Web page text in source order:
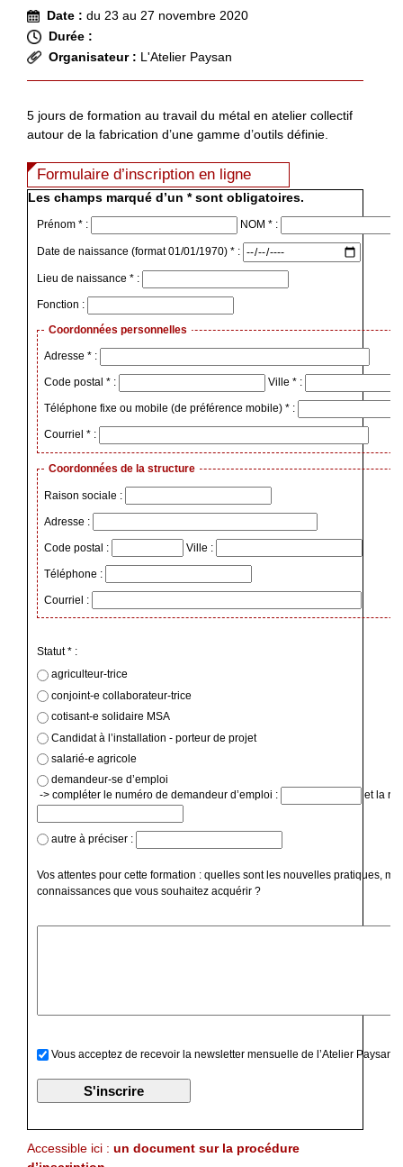
Date : du 23 au 27 novembre 2020
Durée :
Organisateur : L'Atelier Paysan
5 jours de formation au travail du métal en atelier collectif
autour de la fabrication d’une gamme d’outils définie.
Formulaire d’inscription en ligne
Les champs marqué d’un * sont obligatoires.
Prénom * : NOM * :
Date de naissance (format 01/01/1970) * :
Lieu de naissance * :
Fonction :
Coordonnées personnelles
Adresse * :
Code postal * : Ville * :
Téléphone fixe ou mobile (de préférence mobile) * :
Courriel * :
Coordonnées de la structure
Raison sociale :
Adresse :
Code postal : Ville :
Téléphone :
Courriel :
Statut * :
agriculteur-trice
conjoint-e collaborateur-trice
cotisant-e solidaire MSA
Candidat à l’installation - porteur de projet
salarié-e agricole
demandeur-se d’emploi
-> compléter le numéro de demandeur d’emploi :
et la
autre à préciser :
Vos attentes pour cette formation : quelles sont les nouvelles pratiques,
connaissances que vous souhaitez acquérir ?
Vous acceptez de recevoir la newsletter mensuelle de l’Atelier Paysan
Accessible ici : un document sur la procédure